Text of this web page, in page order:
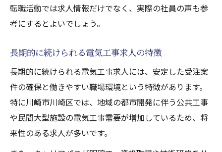
転職活動では求人情報だけでなく、実際の社員の声も参
考にするとよいでしょう。
長期的に続けられる電気工事求人の特徴
長期的に続けられる電気工事求人には、安定した受注案
件の確保と働きやすい職場環境という特徴があります。
特に川崎市川崎区では、地域の都市開発に伴う公共工事
や民間大型施設の電気工事需要が増加しているため、将
来性のある求人が多いです。